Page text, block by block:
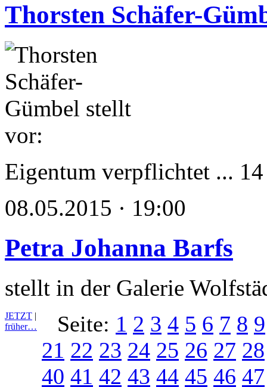
Thorsten Schäfer-
Eigentum verpflichtet ...
08.05.2015 · 19:00
Petra Johanna Barfs
stellt in der Galerie
JETZT |
früher…
Seite: 1 2 3 4 5 6 7 8 9
21 22 23 24 25 26 27 28
40 41 42 43 44 45 46 47